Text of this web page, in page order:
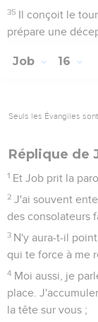
35 Il conçoit le
prépare une
Job 16
Seuls les Évangiles
Réplique de
1 Et Job prit la
2 J'ai souvent
des consolateurs
3 N'y aura-t-il
qui te force à me
4 Moi aussi, je
place.
la tête sur vous ;